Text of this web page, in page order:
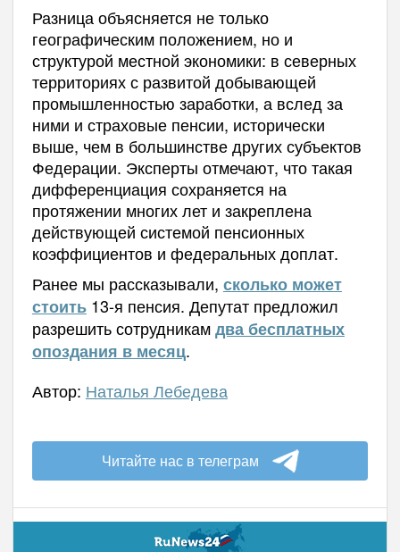
Разница объясняется не только
географическим положением, но и
структурой местной экономики: в северных
территориях с развитой добывающей
промышленностью заработки, а вслед за
ними и страховые пенсии, исторически
выше, чем в большинстве других субъектов
Федерации. Эксперты отмечают, что такая
дифференциация сохраняется на
протяжении многих лет и закреплена
действующей системой пенсионных
коэффициентов и федеральных доплат.
Ранее мы рассказывали, сколько может
стоить13-я пенсия. Депутат предложил
разрешить сотрудникамдва бесплатных
опоздания в месяц.
Автор: Наталья Лебедева
Читайте нас в телеграм